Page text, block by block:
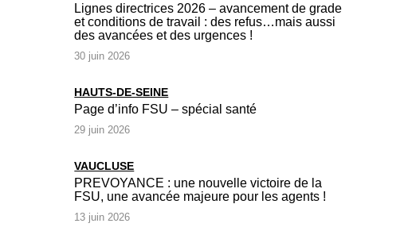
Lignes directrices 2026 – avancement de grade
et conditions de travail : des refus…mais aussi
des avancées et des urgences !
30 juin 2026
HAUTS-DE-SEINE
Page d’info FSU – spécial santé
29 juin 2026
VAUCLUSE
PREVOYANCE : une nouvelle victoire de la
FSU, une avancée majeure pour les agents !
13 juin 2026